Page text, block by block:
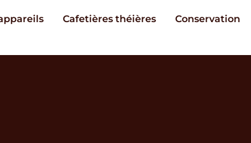
Cafetières théières Conservation